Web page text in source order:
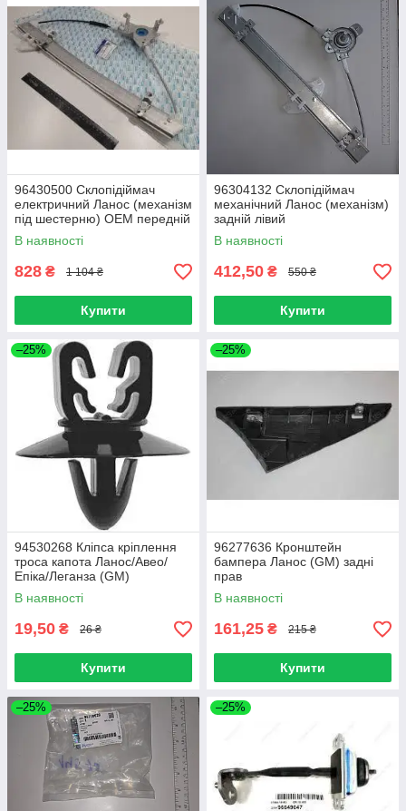
96430500 Склопідіймач
електричний Ланос (механізм
під шестерню) ОЕМ передній
лівий
В наявності
828 ₴ 1 104 ₴
Купити
96304132 Склопідіймач
механічний Ланос (механізм)
задній лівий
В наявності
412,50 ₴ 550 ₴
Купити
–25%
94530268 Кліпса кріплення
троса капота Ланос/Авео/
Епіка/Леганза (GM)
В наявності
19,50 ₴ 26 ₴
Купити
–25%
96277636 Кронштейн
бампера Ланос (GM) задні
прав
В наявності
161,25 ₴ 215 ₴
Купити
–25% –25%